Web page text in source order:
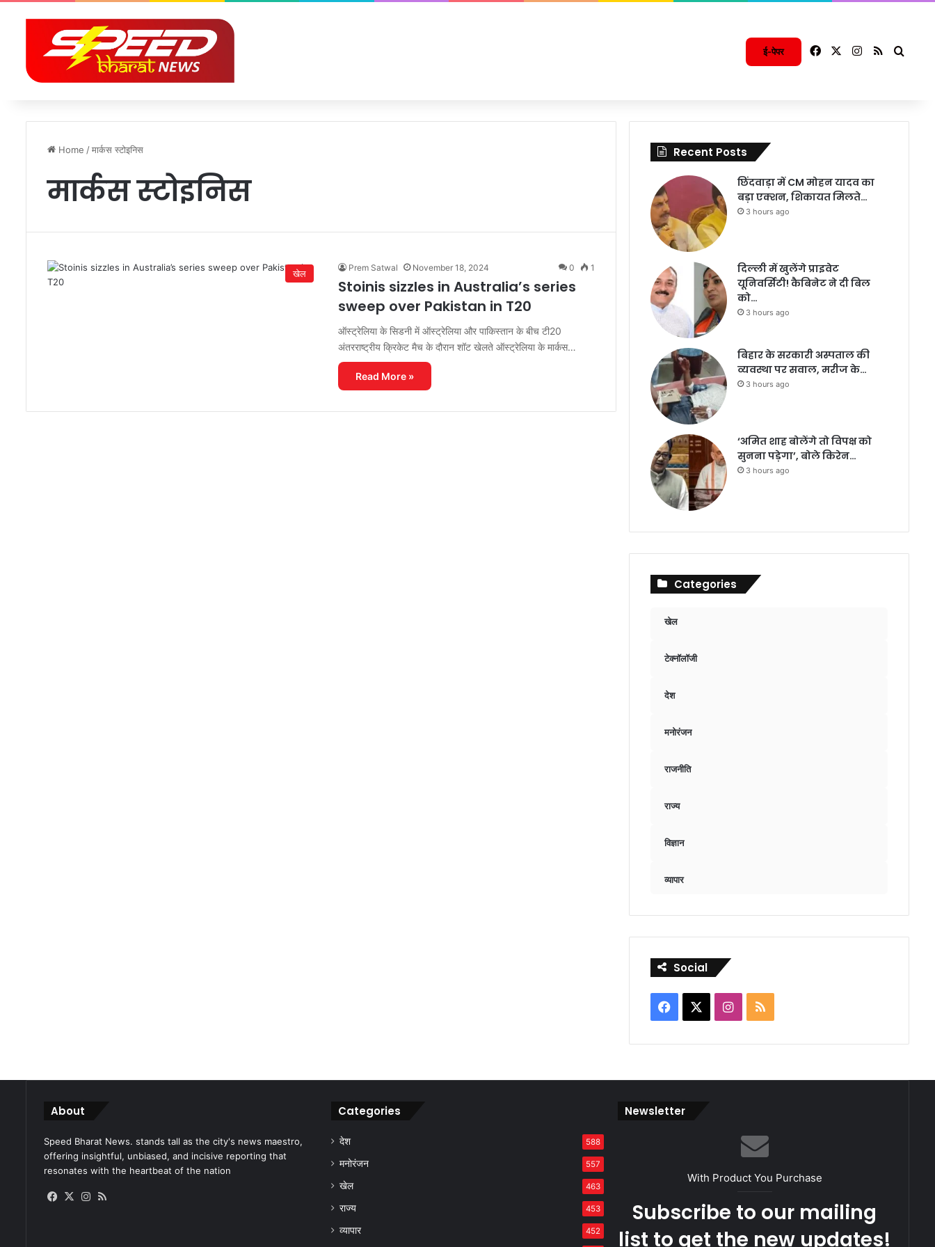
ई-पेपर FacebookInstagram
RSS
Home /मार्कस स्टोइनिस
मार्कस स्टोइनिस
खेल
Prem Satwal November 18, 2024 0 1
Stoinis sizzles in Australia’s series
sweep over Pakistan in T20
ऑस्ट्रेलिया के सिडनी में ऑस्ट्रेलिया और पाकिस्तान के बीच टी20
अंतरराष्ट्रीय क्रिकेट मैच के दौरान शॉट खेलते ऑस्ट्रेलिया के मार्कस…
Read More »
Recent Posts
छिंदवाड़ा में CM मोहन यादव का
बड़ा एक्शन, शिकायत मिलते…
3 hours ago
दिल्ली में खुलेंगे प्राइवेट
यूनिवर्सिटी! कैबिनेट ने दी बिल
को…
3 hours ago
बिहार के सरकारी अस्पताल की
व्यवस्था पर सवाल, मरीज के…
3 hours ago
‘अमित शाह बोलेंगे तो विपक्ष को
सुनना पड़ेगा’, बोले किरेन…
3 hours ago
Categories
खेल
टेक्नॉलॉजी
देश
मनोरंजन
राजनीति
राज्य
विज्ञान
व्यापार
Social
Facebook Instagram
RSS
About
Speed Bharat News. stands tall as the city's news maestro,
offering insightful, unbiased, and incisive reporting that
resonates with the heartbeat of the nation
Facebook
X Instagram
Categories
देश 588
मनोरंजन 557
खेल 463
राज्य 453
व्यापार 452
Newsletter
With Product You Purchase
Subscribe to our mailing
list to get the new updates!